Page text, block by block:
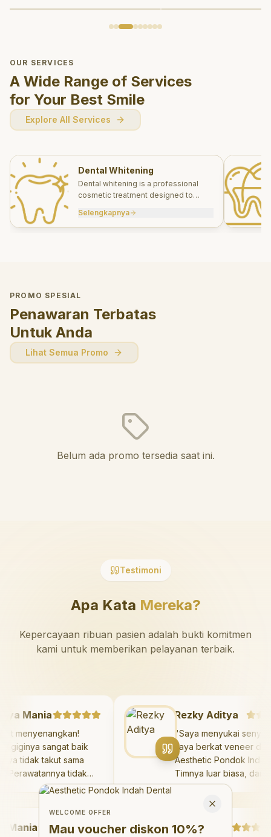
OUR SERVICES
A Wide Range of Services
for Your Best Smile
Explore All Services
Dental Whitening
Dental whitening is a professional
cosmetic treatment designed to
effectively.
Selengkapnya
PROMO SPESIAL
Penawaran Terbatas
Untuk Anda
Lihat Semua Promo
Belum ada promo tersedia saat ini.
Testimoni
Apa Kata Mereka?
Kepercayaan ribuan pasien adalah bukti komitmen
kami untuk memberikan pelayanan terbaik.
Mania
menyenangkan!
giginya sangat baik
saya tidak takut sama
Perawatannya tidak
dan saya bisa bermain
suka pergi ke dokter
sekarang!"
Rezky Aditya
"Saya menyukai
saya berkat veneer
Aesthetic Pondok
Timnya luar biasa,
hasilnya melebihi
saya. Saya
hari.
Welcome Offer
Mau voucher diskon <strong>10%</strong>?
WELCOME OFFER
Mau voucher diskon 10%?
Close